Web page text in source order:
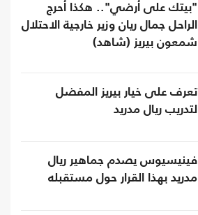
"بيتك على أرضي".. هكذا أحرج
الراحل جمال ريان وزير خارجية الاحتلال
شمعون بيريز (شاهد)
تعرف على خيار بيريز المفضل
لتدريب ريال مدريد
فينيسيوس يصدم جماهير ريال
مدريد بهذا القرار حول مستقبله